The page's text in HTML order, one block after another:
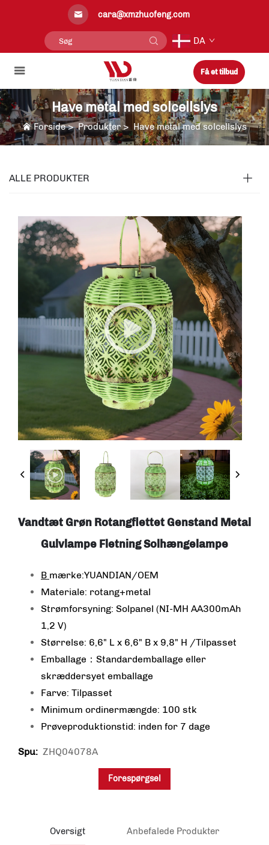
cara@xmzhuofeng.com
DA
Få et tilbud
Have metal med solcellslys
Forside>Produkter> Have metal med solcellslys
ALLE PRODUKTER
Vandtæt Grøn Rotangflettet Genstand Metal
Gulvlampe Fletning Solhængelampe
B mærke:YUANDIAN/OEM
Materiale: rotang+metal
Strømforsyning: Solpanel (NI-MH AA300mAh
1,2 V)
Størrelse: 6,6" L x 6,6" B x 9,8" H /Tilpasset
Emballage：Standardemballage eller
skræddersyet emballage
Farve: Tilpasset
Minimum ordinermængde: 100 stk
Prøveproduktionstid: inden for 7 dage
Spu: ZHQ04078A
Forespørgsel
Oversigt Anbefalede Produkter